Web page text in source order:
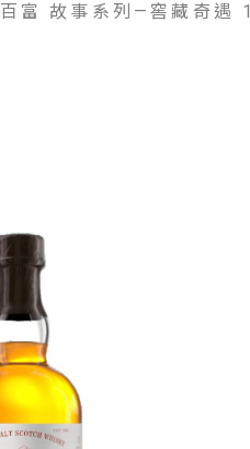
百富 故事系列—窖藏奇遇